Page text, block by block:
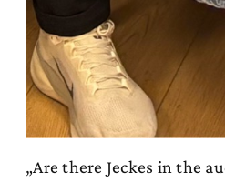
„Are there Jeckes in the